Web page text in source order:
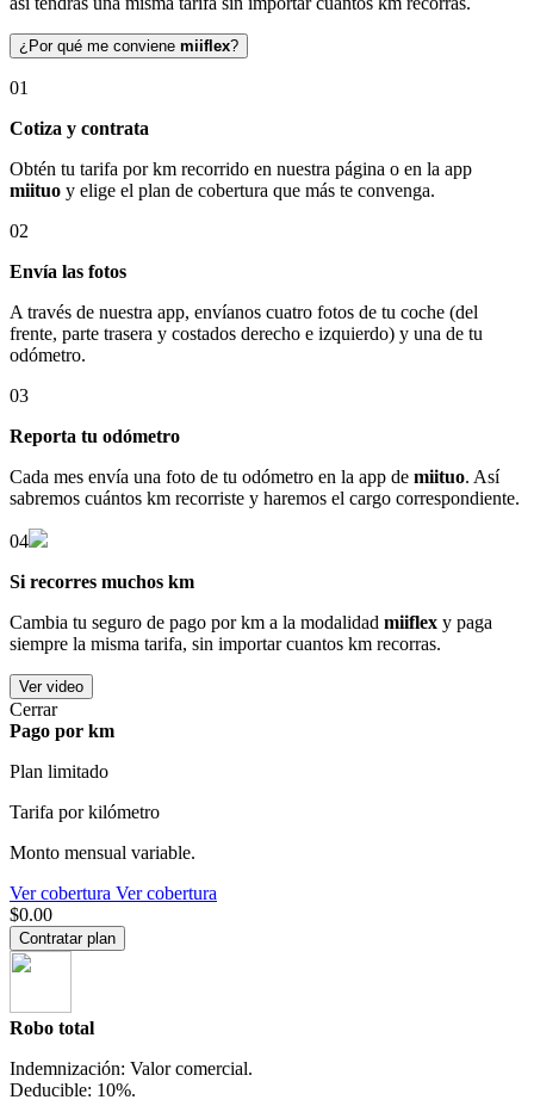
¿Por qué me conviene miiflex?
01
Cotiza y contrata
Obtén tu tarifa por km recorrido en nuestra página o en la app
miituo y elige el plan de cobertura que más te convenga.
02
Envía las fotos
A través de nuestra app, envíanos cuatro fotos de tu coche (del
frente, parte trasera y costados derecho e izquierdo) y una de tu
odómetro.
03
Reporta tu odómetro
Cada mes envía una foto de tu odómetro en la app de miituo. Así
sabremos cuántos km recorriste y haremos el cargo correspondiente.
04
Si recorres muchos km
Cambia tu seguro de pago por km a la modalidad miiflex y paga
siempre la misma tarifa, sin importar cuantos km recorras.
Ver video
Cerrar
Pago por km
Plan limitado
Tarifa por kilómetro
Monto mensual variable.
Ver cobertura Ver cobertura
$0.00
Contratar plan
Robo total
Indemnización: Valor comercial.
Deducible: 10%.